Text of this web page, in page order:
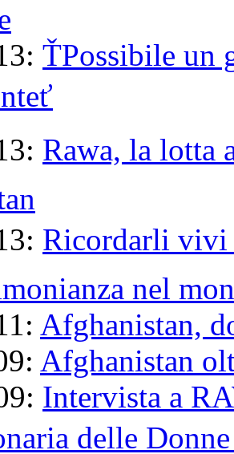
ŤPossibile un
Rawa, la lotta
Ricordarli
nel
Afghanistan,
Afghanistan
Intervista a
delle Donne